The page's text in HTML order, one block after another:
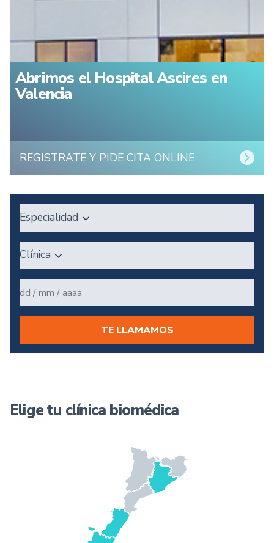
Abrimos el Hospital Ascires en
Valencia
REGISTRATE Y PIDE CITA ONLINE
Especialidad
Clínica
TE LLAMAMOS
Elige tu clínica biomédica